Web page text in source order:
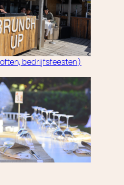
bedrijfsfeesten )